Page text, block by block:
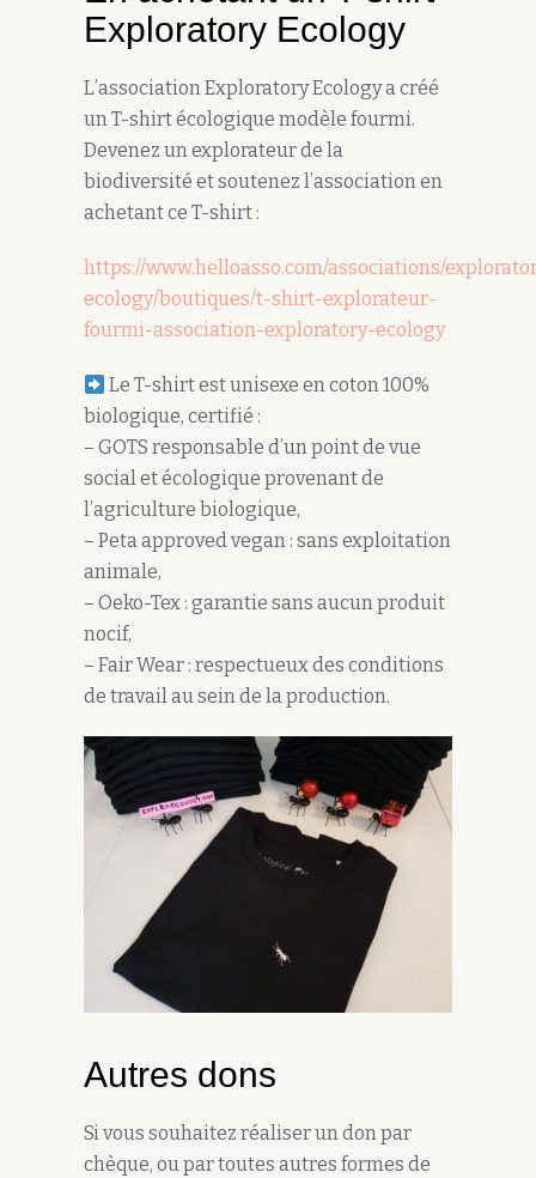
Exploratory Ecology
L’association Exploratory Ecology a créé
un T-shirt écologique modèle fourmi.
Devenez un explorateur de la
biodiversité et soutenez l’association en
achetant ce T-shirt :
https://www.helloasso.com/associations/
ecology/boutiques/t-shirt-explorateur-
fourmi-association-exploratory-ecology
Le T-shirt est unisexe en coton 100%
biologique, certifié :
– GOTS responsable d’un point de vue
social et écologique provenant de
l’agriculture biologique,
– Peta approved vegan : sans exploitation
animale,
– Oeko-Tex : garantie sans aucun produit
nocif,
– Fair Wear : respectueux des conditions
de travail au sein de la production.
Autres dons
Si vous souhaitez réaliser un don par
chèque, ou par toutes autres formes de